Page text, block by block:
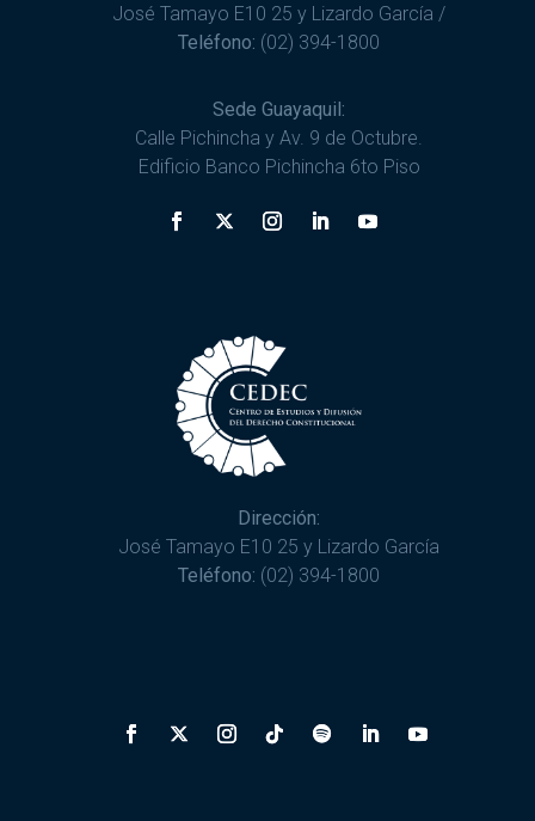
José Tamayo E10 25 y Lizardo García /
Teléfono: (02) 394-1800
Sede Guayaquil:
Calle Pichincha y Av. 9 de Octubre.
Edificio Banco Pichincha 6to Piso
Dirección:
José Tamayo E10 25 y Lizardo García
Teléfono: (02) 394-1800